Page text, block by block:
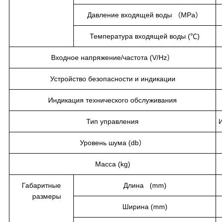
Давление входящей воды （MPa）
Температура входящей воды (℃)
Входное напряжение/частота (V/Hz）
Устройство безопасности и индикации
Индикация технического обслуживания
Тип управления
Уровень шума (db）
Масса (kg)
Габаритные
размеры
Длина (mm)
Ширина (mm)